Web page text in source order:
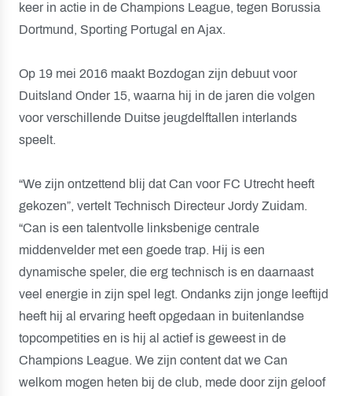
keer in actie in de Champions League, tegen Borussia
Dortmund, Sporting Portugal en Ajax.
Op 19 mei 2016 maakt Bozdogan zijn debuut voor
Duitsland Onder 15, waarna hij in de jaren die volgen
voor verschillende Duitse jeugdelftallen interlands
speelt.
“We zijn ontzettend blij dat Can voor FC Utrecht heeft
gekozen”, vertelt Technisch Directeur Jordy Zuidam.
“Can is een talentvolle linksbenige centrale
middenvelder met een goede trap. Hij is een
dynamische speler, die erg technisch is en daarnaast
veel energie in zijn spel legt. Ondanks zijn jonge leeftijd
heeft hij al ervaring heeft opgedaan in buitenlandse
topcompetities en is hij al actief is geweest in de
Champions League. We zijn content dat we Can
welkom mogen heten bij de club, mede door zijn geloof